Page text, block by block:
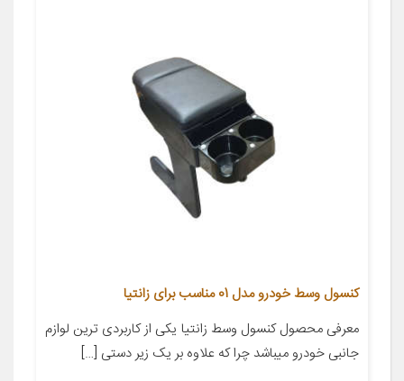
کنسول وسط خودرو مدل 01 مناسب برای زانتیا
معرفی محصول کنسول وسط زانتیا یکی از کاربردی ترین لوازم
جانبی خودرو میباشد چرا که علاوه بر یک زیر دستی […]